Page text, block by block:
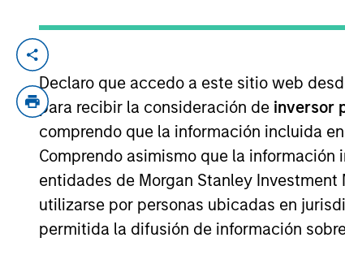
Declaro que accedo a este sitio web
para recibir la consideración de inversor
comprendo que la información incluida
Comprendo asimismo que la
entidades de Morgan Stanley
utilizarse por personas ubicadas en
permitida la difusión de información
joined Morgan Stanley in 1997 and
telecommunications analyst at
College and a J.D. from Harvard Law
Emerging Markets